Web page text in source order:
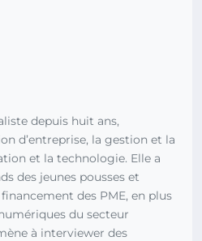
depuis huit ans,
d’entreprise, la gestion et la
et la technologie. Elle a
des jeunes pousses et
des PME, en plus
du secteur
à interviewer des